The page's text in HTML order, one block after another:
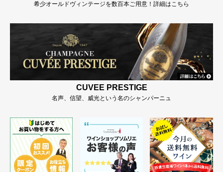
希少オールドヴィンテージを数百本ご用意！詳細はこちら
CUVEE PRESTIGE
名声、信望、威光という名のシャンパーニュ